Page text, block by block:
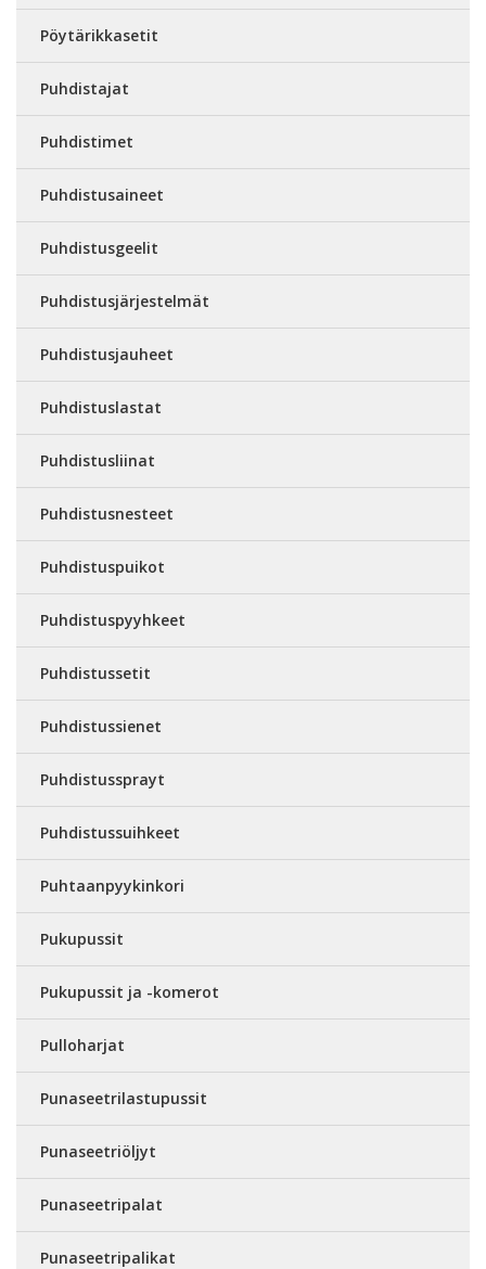
Pöytärikkasetit
Puhdistajat
Puhdistimet
Puhdistusaineet
Puhdistusgeelit
Puhdistusjärjestelmät
Puhdistusjauheet
Puhdistuslastat
Puhdistusliinat
Puhdistusnesteet
Puhdistuspuikot
Puhdistuspyyhkeet
Puhdistussetit
Puhdistussienet
Puhdistussprayt
Puhdistussuihkeet
Puhtaanpyykinkori
Pukupussit
Pukupussit ja -komerot
Pulloharjat
Punaseetrilastupussit
Punaseetriöljyt
Punaseetripalat
Punaseetripalikat